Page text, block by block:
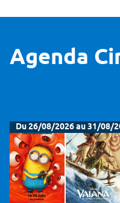
Agenda
Du 26/08/2026 au 31/08/